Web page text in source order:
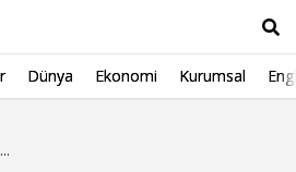
Dünya Ekonomi Kurumsal
Gündem Haberleri